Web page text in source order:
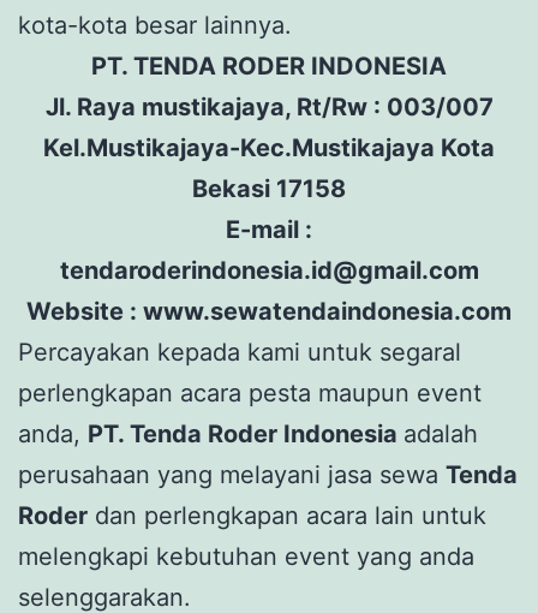
kota-kota besar lainnya.
PT. TENDA RODER INDONESIA
Jl. Raya mustikajaya, Rt/Rw : 003/007
Kel.Mustikajaya-Kec.Mustikajaya Kota
Bekasi 17158
E-mail :
tendaroderindonesia.id@gmail.com
Website : www.sewatendaindonesia.com
Percayakan kepada kami untuk segaral
perlengkapan acara pesta maupun event
anda, PT. Tenda Roder Indonesia adalah
perusahaan yang melayani jasa sewa Tenda
Roder dan perlengkapan acara lain untuk
melengkapi kebutuhan event yang anda
selenggarakan.